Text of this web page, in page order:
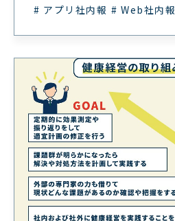
# アプリ社内報 # Web社内報